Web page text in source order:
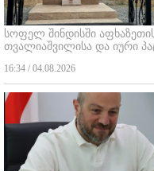
სოფელ შინდისში
თვალიაშვილისა და იური
16:34 / 04.08.2026